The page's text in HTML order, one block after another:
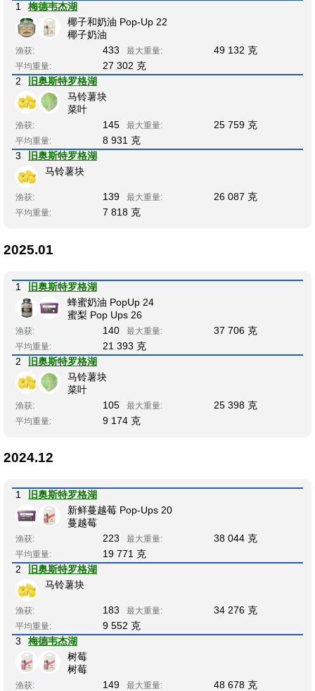
1
梅德韦杰湖
椰子和奶油 Pop-Up 22
椰子奶油
渔获: 433 最大重量: 49 132 克
平均重量:
27 302 克
2
旧奥斯特罗格湖
马铃薯块
菜叶
渔获: 145 最大重量: 25 759 克
平均重量:
8 931 克
3
旧奥斯特罗格湖
马铃薯块
渔获: 139 最大重量: 26 087 克
平均重量: 7 818 克
2025.01
1
旧奥斯特罗格湖
蜂蜜奶油 PopUp 24
蜜梨 Pop Ups 26
渔获: 140 最大重量: 37 706 克
平均重量:
21 393 克
2
旧奥斯特罗格湖
马铃薯块
菜叶
渔获: 105 最大重量: 25 398 克
平均重量: 9 174 克
2024.12
1
旧奥斯特罗格湖
新鲜蔓越莓 Pop-Ups 20
蔓越莓
渔获: 223 最大重量: 38 044 克
平均重量:
19 771 克
2
旧奥斯特罗格湖
马铃薯块
渔获: 183 最大重量: 34 276 克
平均重量:
9 552 克
3
梅德韦杰湖
树莓
树莓
渔获: 149 最大重量: 48 678 克